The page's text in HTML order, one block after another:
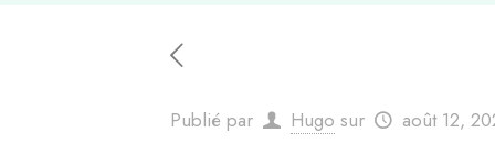
Publié par Hugo sur août 12,